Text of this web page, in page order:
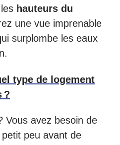
hauteurs du
une vue imprenable
surplombe les eaux
type de logement
?
Vous avez besoin de
peu avant de